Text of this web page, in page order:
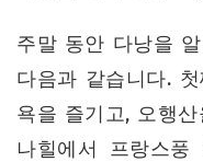
주말 동안 다낭을
다음과 같습니다.
욕을 즐기고, 오행
나힐에서 프랑스풍